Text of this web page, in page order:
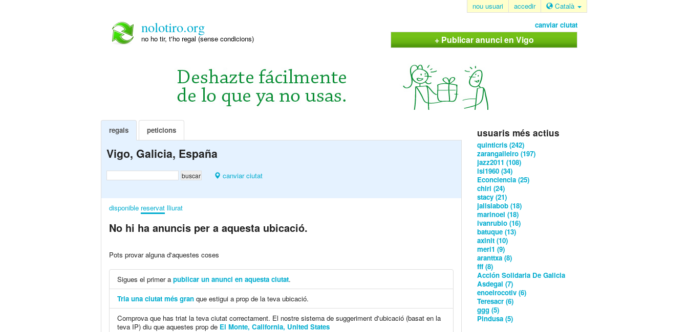
nou usuari accedir Català
nolotiro.org
no ho tir, t'ho regal (sense condicions)
canviar ciutat
+ Publicar anunci en Vigo
regals peticions
Vigo, Galicia, España
canviar ciutat
disponible reservat lliurat
No hi ha anuncis per a aquesta ubicació.
Pots provar alguna d'aquestes coses
Sigues el primer a publicar un anunci en aquesta ciutat.
Tria una ciutat més gran que estigui a prop de la teva ubicació.
Comprova que has triat la teva ciutat correctament. El nostre sistema de suggeriment d'ubicació (basat en la
teva IP) diu que aquestes prop de El Monte, California, United States
usuaris més actius
quinticris (242)
zarangalleiro (197)
jazz2011 (108)
isi1960 (34)
Econciencia (25)
chiri (24)
stacy (21)
jalisiabob (18)
marinoel (18)
ivanrubio (16)
batuque (13)
axlnlt (10)
meri1 (9)
aranttxa (8)
fff (8)
Acción Solidaria De Galicia
Asdegal (7)
enoelrocotiv (6)
Teresacr (6)
ggg (5)
Pindusa (5)